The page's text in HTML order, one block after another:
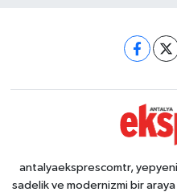
antalyaeksprescomtr,
sadelik ve modernizmi bir